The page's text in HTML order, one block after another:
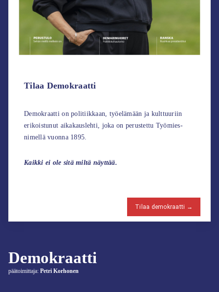
Demokraatti
päätoimittaja: Petri Korhonen
Tilaa Demokraatti
Demokraatti on politiikkaan, työelämään ja kulttuuriin
erikoistunut aikakauslehti, joka on perustettu Työmies-
nimellä vuonna 1895.
Kaikki ei ole sitä miltä näyttää.
Tilaa demokraatti →